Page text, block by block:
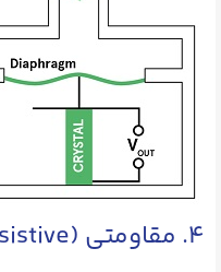
۴. مقاومتی (Piezo Resistive):